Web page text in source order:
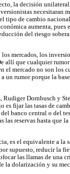
la decisión
necesitaran
tipo de cambio
aumenta, pues
del riesgo
mercados, los
allí que cualquier
el mercado no son los
un rumor porque la
Dornbusch y
es fijar las tasas de
banco central o del
reservas hasta que
es el equivalente a la
supuesto, reducir la
las llamas de una
la dolarización y su